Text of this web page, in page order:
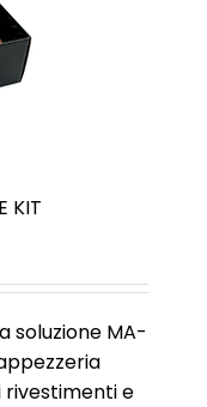
KIT
soluzione MA-
e